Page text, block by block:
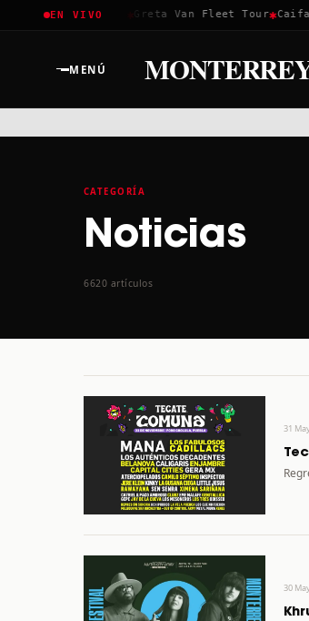
EN VIVO
Coachella 2026 Greta Van Fleet Tour✱
MENÚ
CATEGORÍA
Noticias
6620 artículos
31
30